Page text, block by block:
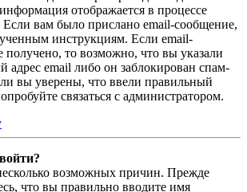
отображается в процессе
Если вам было прислано email-сообщение,
инструкциям. Если email-
получено, то возможно, что вы указали
адрес email либо он заблокирован спам-
вы уверены, что ввели правильный
связаться с администратором.
возможных причин. Прежде
что вы правильно вводите имя